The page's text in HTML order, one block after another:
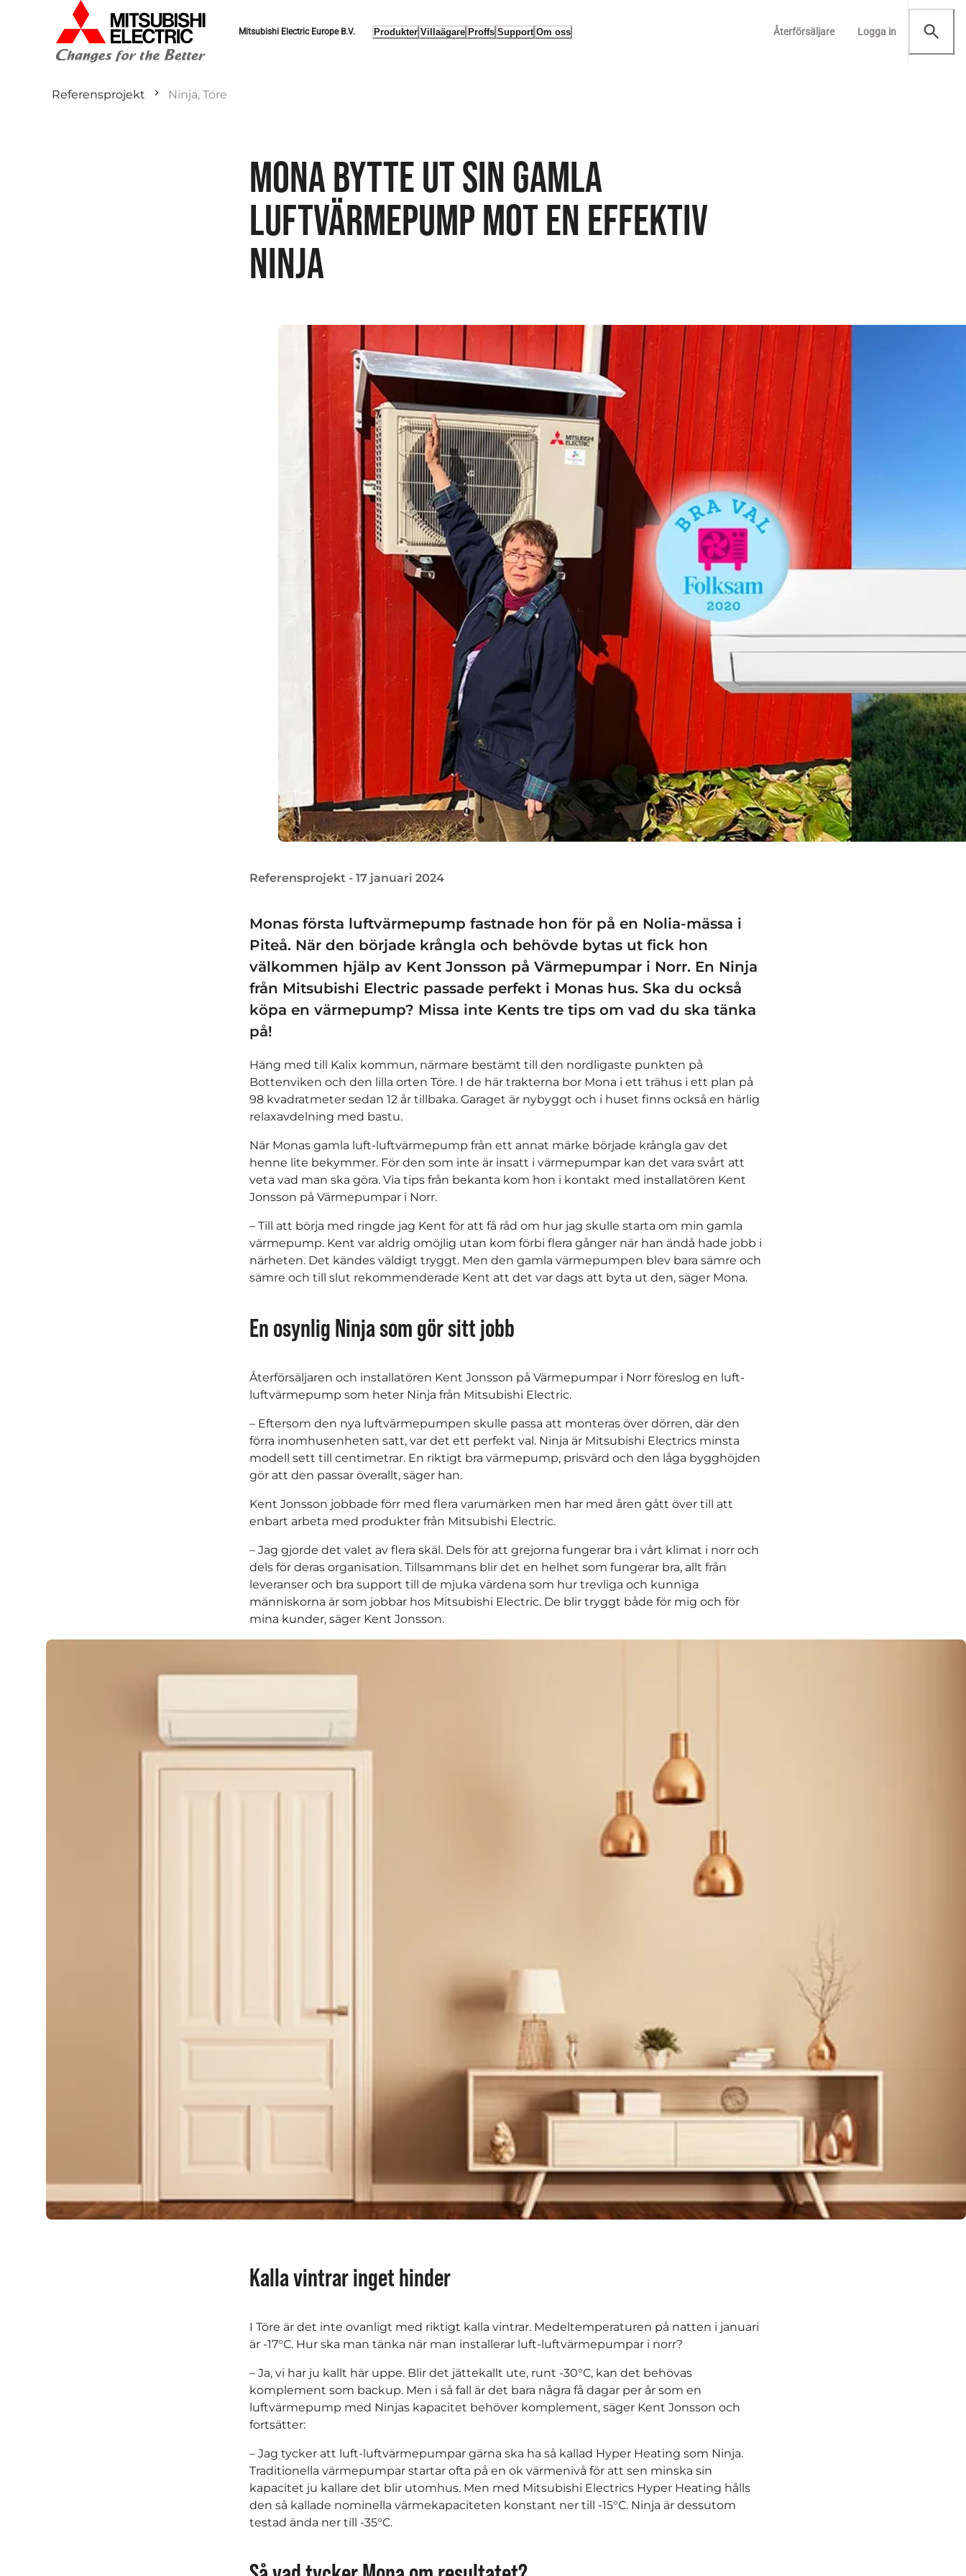
Mitsubishi Electric Europe B.V. Produkter Villaägare Proffs Support Om oss Återförsäljare Logga in
Referensprojekt Ninja, Töre
MONA BYTTE UT SIN GAMLA
LUFTVÄRMEPUMP MOT EN EFFEKTIV
NINJA
Referensprojekt - 17 januari 2024
Monas första luftvärmepump fastnade hon för på en Nolia-mässa i
Piteå. När den började krångla och behövde bytas ut fick hon
välkommen hjälp av Kent Jonsson på Värmepumpar i Norr. En Ninja
från Mitsubishi Electric passade perfekt i Monas hus. Ska du också
köpa en värmepump? Missa inte Kents tre tips om vad du ska tänka
på!
Häng med till Kalix kommun, närmare bestämt till den nordligaste punkten på
Bottenviken och den lilla orten Töre. I de här trakterna bor Mona i ett trähus i ett plan på
98 kvadratmeter sedan 12 år tillbaka. Garaget är nybyggt och i huset finns också en härlig
relaxavdelning med bastu.
När Monas gamla luft-luftvärmepump från ett annat märke började krångla gav det
henne lite bekymmer. För den som inte är insatt i värmepumpar kan det vara svårt att
veta vad man ska göra. Via tips från bekanta kom hon i kontakt med installatören Kent
Jonsson på Värmepumpar i Norr.
– Till att börja med ringde jag Kent för att få råd om hur jag skulle starta om min gamla
värmepump. Kent var aldrig omöjlig utan kom förbi flera gånger när han ändå hade jobb i
närheten. Det kändes väldigt tryggt. Men den gamla värmepumpen blev bara sämre och
sämre och till slut rekommenderade Kent att det var dags att byta ut den, säger Mona.
En osynlig Ninja som gör sitt jobb
Återförsäljaren och installatören Kent Jonsson på Värmepumpar i Norr föreslog en luft-
luftvärmepump som heter Ninja från Mitsubishi Electric.
– Eftersom den nya luftvärmepumpen skulle passa att monteras över dörren, där den
förra inomhusenheten satt, var det ett perfekt val. Ninja är Mitsubishi Electrics minsta
modell sett till centimetrar. En riktigt bra värmepump, prisvärd och den låga bygghöjden
gör att den passar överallt, säger han.
Kent Jonsson jobbade förr med flera varumärken men har med åren gått över till att
enbart arbeta med produkter från Mitsubishi Electric.
– Jag gjorde det valet av flera skäl. Dels för att grejorna fungerar bra i vårt klimat i norr och
dels för deras organisation. Tillsammans blir det en helhet som fungerar bra, allt från
leveranser och bra support till de mjuka värdena som hur trevliga och kunniga
människorna är som jobbar hos Mitsubishi Electric. De blir tryggt både för mig och för
mina kunder, säger Kent Jonsson.
Kalla vintrar inget hinder
I Töre är det inte ovanligt med riktigt kalla vintrar. Medeltemperaturen på natten i januari
är -17°C. Hur ska man tänka när man installerar luft-luftvärmepumpar i norr?
– Ja, vi har ju kallt här uppe. Blir det jättekallt ute, runt -30°C, kan det behövas
komplement som backup. Men i så fall är det bara några få dagar per år som en
luftvärmepump med Ninjas kapacitet behöver komplement, säger Kent Jonsson och
fortsätter:
– Jag tycker att luft-luftvärmepumpar gärna ska ha så kallad Hyper Heating som Ninja.
Traditionella värmepumpar startar ofta på en ok värmenivå för att sen minska sin
kapacitet ju kallare det blir utomhus. Men med Mitsubishi Electrics Hyper Heating hålls
den så kallade nominella värmekapaciteten konstant ner till -15°C. Ninja är dessutom
testad ända ner till -35°C.